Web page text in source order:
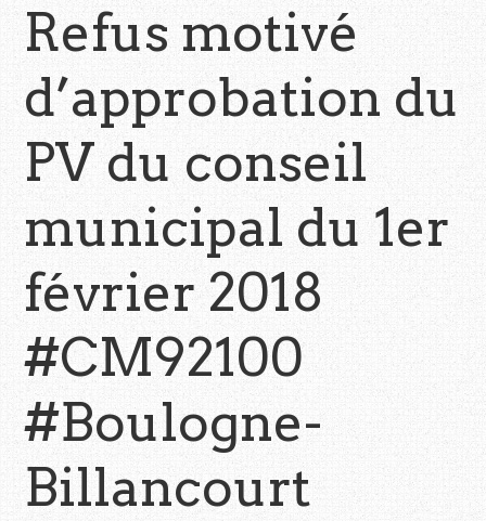
Refus motivé
d’approbation du
PV du conseil
municipal du 1er
février 2018
#CM92100
#Boulogne-
Billancourt